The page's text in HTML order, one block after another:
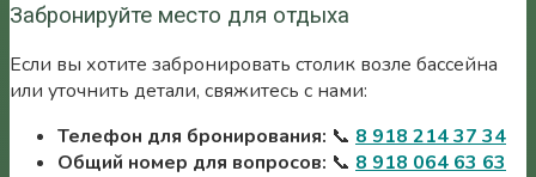
Забронируйте место для отдыха
Если вы хотите забронировать столик возле бассейна
или уточнить детали, свяжитесь с нами:
Телефон для бронирования: 📞 8 918 214 37 34
Общий номер для вопросов: 📞 8 918 064 63 63